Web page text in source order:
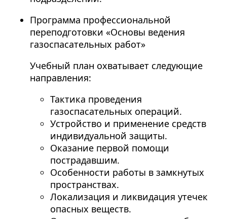
Программа профессиональной
переподготовки «Основы ведения
газоспасательных работ»
Учебный план охватывает следующие
направления:
Тактика проведения
газоспасательных операций.
Устройство и применение средств
индивидуальной защиты.
Оказание первой помощи
пострадавшим.
Особенности работы в замкнутых
пространствах.
Локализация и ликвидация утечек
опасных веществ.